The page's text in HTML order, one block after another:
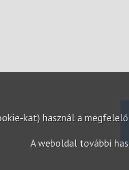
kat) használ a
A weboldal további